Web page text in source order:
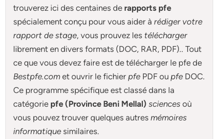
trouverez ici des centaines de rapports pfe
spécialement conçu pourvous aider àrédiger votre
rapport de stage, vous prouvez les télécharger
librement en divers formats (DOC, RAR, PDF).. Tout
ce que vous devez faire est de télécharger le pfe de
Bestpfe.com et ouvrir le fichierpfe PDF oupfe DOC.
Ce programme spécifique est classé dans la
catégorie pfe (Province Beni Mellal)sciencesoù
vous pouvez trouver quelques autresmémoires
informatique similaires.